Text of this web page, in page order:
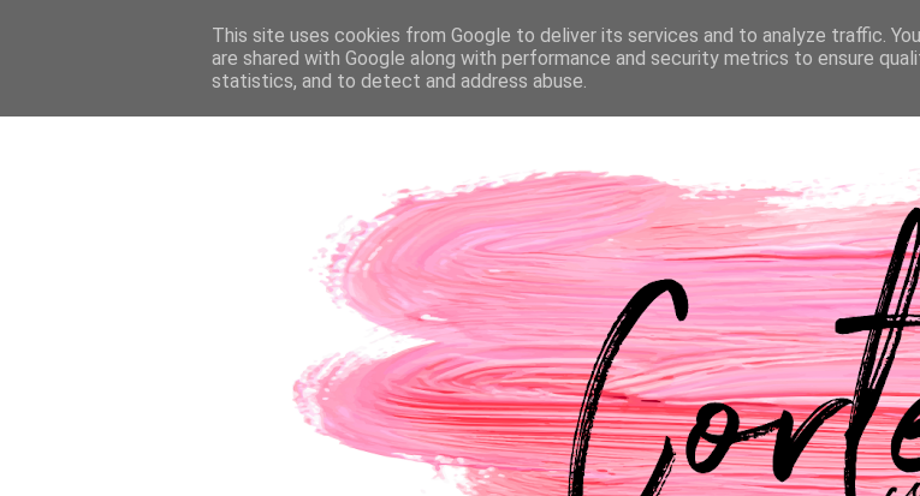
PÁGINA INICIAL SOBRE A AUTORA CONTACTOS PASSATEMPOS CASAMENTO
This site uses cookies from Google to deliver its services and to analyze traffic.
are shared with Google along with performance and security metrics to ensure
statistics, and to detect and address abuse.